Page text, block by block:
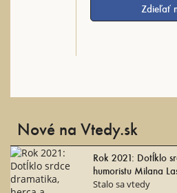
Zdieľať
Nové na Vtedy.sk
Rok 2021: Dotĺklo
humoristu Milana
Stalo sa vtedy